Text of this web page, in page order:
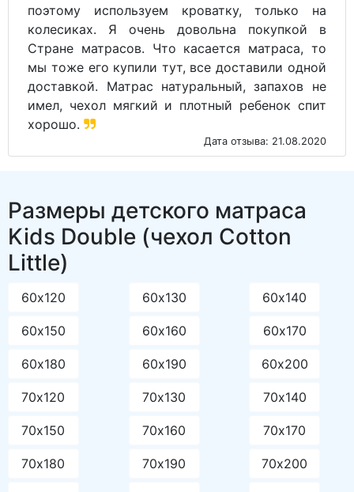
поэтому используем кроватку, только на
колесиках. Я очень довольна покупкой в
Стране матрасов. Что касается матраса, то
мы тоже его купили тут, все доставили одной
доставкой. Матрас натуральный, запахов не
имел, чехол мягкий и плотный ребенок спит
хорошо.
Дата отзыва: 21.08.2020
Размеры детского матраса
Kids Double (чехол Cotton
Little)
60х120 60х130 60х140
60х150 60х160 60х170
60х180 60х190 60х200
70х120 70х130 70х140
70х150 70х160 70х170
70х180 70х190 70х200